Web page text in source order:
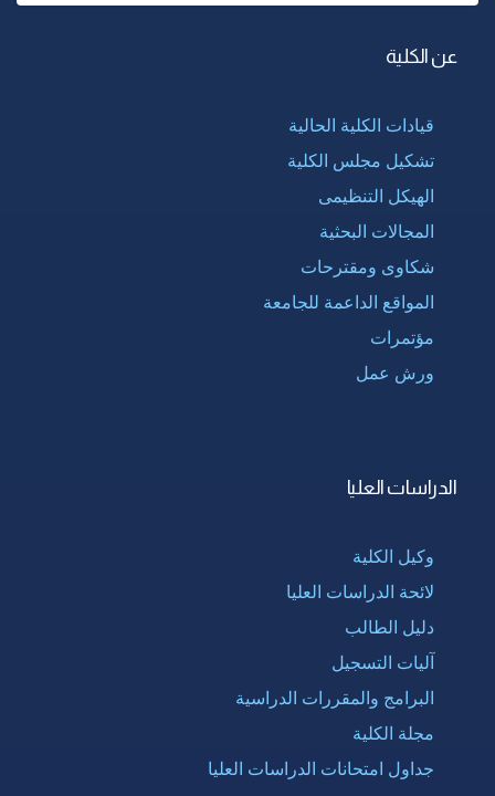
عن الكلية
قيادات الكلية الحالية
تشكيل مجلس الكلية
الهيكل التنظيمى
المجالات البحثية
شكاوى ومقترحات
المواقع الداعمة للجامعة
مؤتمرات
ورش عمل
الدراسات العليا
وكيل الكلية
لائحة الدراسات العليا
دليل الطالب
آليات التسجيل
البرامج والمقررات الدراسية
مجلة الكلية
جداول امتحانات الدراسات العليا